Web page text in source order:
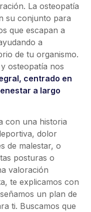
La osteopatía
su conjunto para
que escapan a
a
de tu organismo.
osteopatía nos
centrado en
a largo
con una historia
dolor
de malestar, o
posturas o
valoración
te explicamos con
un plan de
ti. Buscamos que